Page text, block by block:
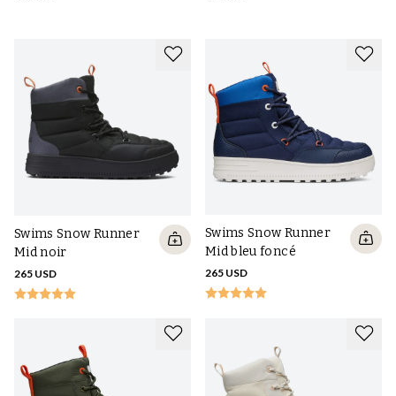
Swims Snow Runner
Mid noir
265 USD
Swims Snow Runner
Mid bleu foncé
265 USD